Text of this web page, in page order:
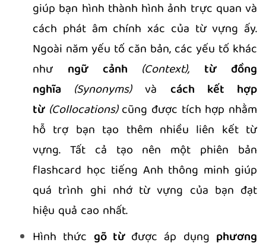
giúp bạn hình thành hình ảnh trực quan và
cách phát âm chính xác của từ vựng ấy.
Ngoài năm yếu tố căn bản, các yếu tố khác
như ngữ cảnh (Context), từ đồng
nghĩa (Synonyms)và cách kết hợp
từ (Collocations)cũng được tích hợp nhằm
hỗ trợ bạn tạo thêm nhiều liên kết từ
vựng. Tất cả tạo nên một phiên bản
flashcard học tiếng Anh thông minh giúp
quá trình ghi nhớ từ vựng của bạn đạt
hiệu quả cao nhất.
Hình thức gõ từ được áp dụng phương